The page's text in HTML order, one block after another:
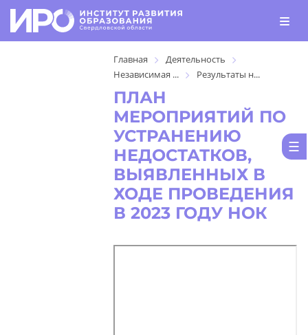
Главная
Деятельность
Независимая ...
Результаты н...
ПЛАН
МЕРОПРИЯТИЙ ПО
УСТРАНЕНИЮ
НЕДОСТАТКОВ,
ВЫЯВЛЕННЫХ В
ХОДЕ ПРОВЕДЕНИЯ
В 2023 ГОДУ НОК